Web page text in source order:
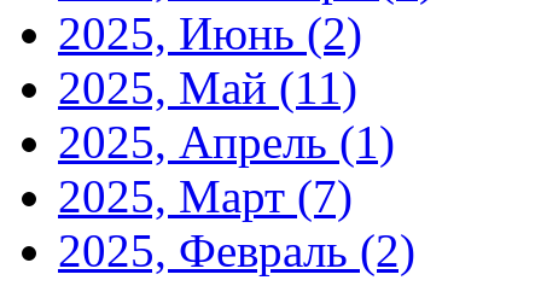
2025, Июнь (2)
2025, Май (11)
2025, Апрель (1)
2025, Март (7)
2025, Февраль (2)